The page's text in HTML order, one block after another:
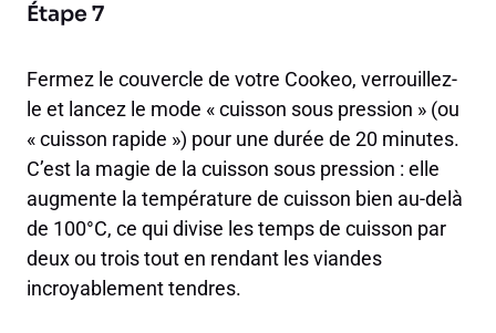
Étape 7
Fermez le couvercle de votre Cookeo, verrouillez-
le et lancez le mode « cuisson sous pression » (ou
« cuisson rapide ») pour une durée de 20 minutes.
C’est la magie de la cuisson sous pression : elle
augmente la température de cuisson bien au-delà
de 100°C, ce qui divise les temps de cuisson par
deux ou trois tout en rendant les viandes
incroyablement tendres.